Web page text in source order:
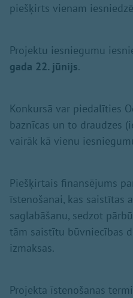
piešķirts vienam
Projektu iesniegumu
gada 22. jūnijs.
Konkursā var piedalīties
baznīcas un to draudzes
vairāk kā vienu
Piešķirtais finansējums
īstenošanai, kas saistītas
saglabāšanu, sedzot
tām saistītu būvniecības
izmaksas.
Projekta īstenošanas